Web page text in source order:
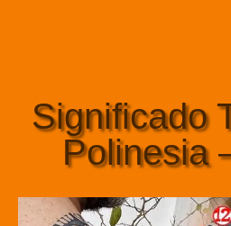
Significado
Polinesia